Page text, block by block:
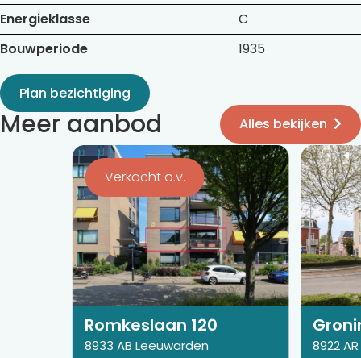
Energieklasse
C
Bouwperiode
1935
Plan bezichtiging
Meer aanbod
Alles bekijken
Bekijk
de
detail
pagina
van
Romkeslaan
120
Verkocht o.v.
Romkeslaan 120
8933 AB Leeuwarden
Bekijk
de
detail
pagina
van
43
8922